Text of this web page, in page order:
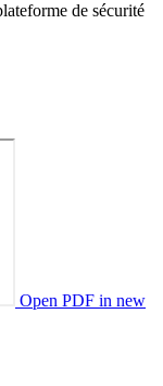
de sécurité
Open PDF in new